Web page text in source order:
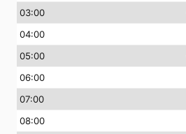
03:00
04:00
05:00
06:00
07:00
08:00